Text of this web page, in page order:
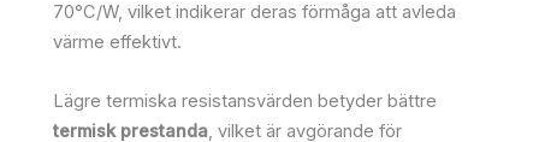
70°C/W, vilket indikerar deras förmåga att avleda
värme effektivt.
Lägre termiska resistansvärden betyder bättre
termisk prestanda, vilket är avgörande för